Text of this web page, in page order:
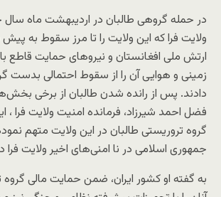
ولایت فرا که این ولایت را تا مرز سقوط به
ارتش ملی افغانستان و نیروهای حمایت قاطع
زمینی و هوایی آن را از سقوط احتمالی بدست
دادند. پس از رانده شدن طالبان از برخی
فضل احمد شیرزاد، فرمانده امنیت ولایت فرا ،
گروه تروریستی طالبان در این ولایت متهم
جمهوری اسلامی در نا امنی‌های اخیر ولایت
به گفته او کشور ایران، ضمن حمایت مالی گروه